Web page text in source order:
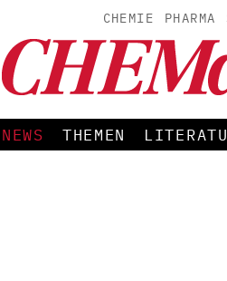
CHEMIE PHARMA
NEWS THEMEN